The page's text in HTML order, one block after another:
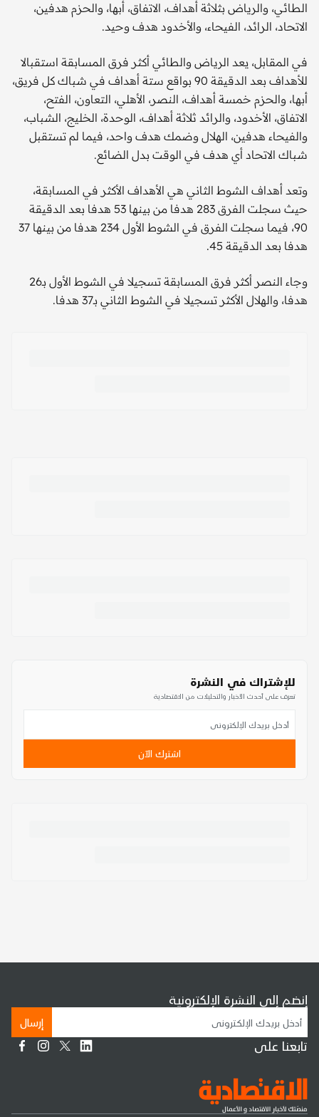
الطائي، والرياض بثلاثة أهداف، الاتفاق، أبها، والحزم هدفين،
الاتحاد، الرائد، الفيحاء، والأخدود هدف وحيد.
في المقابل، يعد الرياض والطائي أكثر فرق المسابقة استقبالا
للأهداف بعد الدقيقة 90 بواقع ستة أهداف في شباك كل فريق،
أبها، والحزم خمسة أهداف، النصر، الأهلي، التعاون، الفتح،
الاتفاق، الأخدود، والرائد ثلاثة أهداف، الوحدة، الخليج، الشباب،
والفيحاء هدفين، الهلال وضمك هدف واحد، فيما لم تستقبل
شباك الاتحاد أي هدف في الوقت بدل الضائع.
وتعد أهداف الشوط الثاني هي الأهداف الأكثر في المسابقة،
حيث سجلت الفرق 283 هدفا من بينها 53 هدفا بعد الدقيقة
90، فيما سجلت الفرق في الشوط الأول 234 هدفا من بينها 37
هدفا بعد الدقيقة 45.
وجاء النصر أكثر فرق المسابقة تسجيلا في الشوط الأول بـ26
هدفا، والهلال الأكثر تسجيلا في الشوط الثاني بـ37 هدفا.
للإشتراك في النشرة
تعرف على أحدث الأخبار والتحليلات من الاقتصادية
اشترك الآن
إنضم إلى النشرة الإلكترونية
إرسال
تابعنا على